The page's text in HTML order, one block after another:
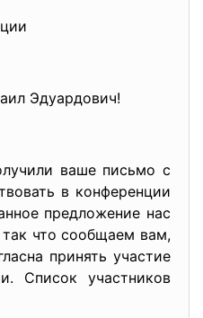
Эдуардович!
ваше письмо с
в конференции
предложение нас
так что сообщаем вам,
принять участие
Список участников